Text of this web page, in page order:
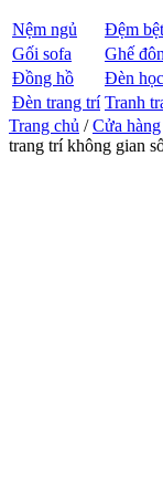
Nệm ngủ Đệm bệt
Gối sofa
Ghế đôn
Đồng hồ
Đèn học
Đèn trang trí Tranh
Trang chủ /Cửa hàng
trang trí không gian